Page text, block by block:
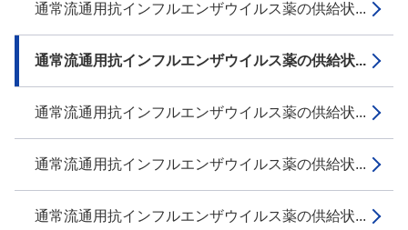
通常流通用抗インフルエンザウイルス薬の供給状...
通常流通用抗インフルエンザウイルス薬の供給状...
通常流通用抗インフルエンザウイルス薬の供給状...
通常流通用抗インフルエンザウイルス薬の供給状...
通常流通用抗インフルエンザウイルス薬の供給状...